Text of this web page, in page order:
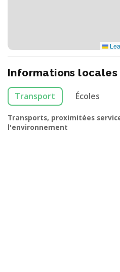
Informations locales
Transport Écoles
Transports, proximitées
l'environnement